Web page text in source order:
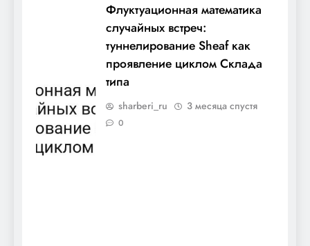
Флуктуационная математика
случайных встреч:
туннелирование Sheaf как
проявление циклом Склада
типа
sharberi_ru 3 месяца спустя
0